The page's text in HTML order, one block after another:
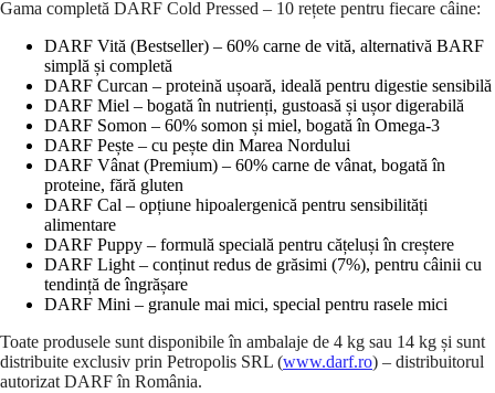
Gama completă DARF Cold Pressed – 10 rețete pentru fiecare câine:
DARF Vită (Bestseller) – 60% carne de vită, alternativă BARF
simplă și completă
DARF Curcan – proteină ușoară, ideală pentru digestie sensibilă
DARF Miel – bogată în nutrienți, gustoasă și ușor digerabilă
DARF Somon – 60% somon și miel, bogată în Omega-3
DARF Pește – cu pește din Marea Nordului
DARF Vânat (Premium) – 60% carne de vânat, bogată în
proteine, fără gluten
DARF Cal – opțiune hipoalergenică pentru sensibilități
alimentare
DARF Puppy – formulă specială pentru cățeluși în creștere
DARF Light – conținut redus de grăsimi (7%), pentru câinii cu
tendință de îngrășare
DARF Mini – granule mai mici, special pentru rasele mici
Toate produsele sunt disponibile în ambalaje de 4 kg sau 14 kg și sunt
distribuite exclusiv prin Petropolis SRL (www.darf.ro) – distribuitorul
autorizat DARF în România.